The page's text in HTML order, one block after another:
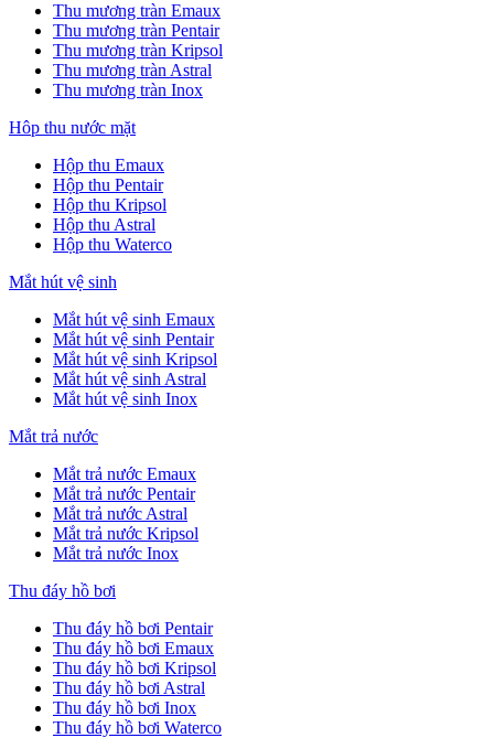
Thu mương tràn Emaux
Thu mương tràn Pentair
Thu mương tràn Kripsol
Thu mương tràn Astral
Thu mương tràn Inox
Hôp thu nước mặt
Hộp thu Emaux
Hộp thu Pentair
Hộp thu Kripsol
Hộp thu Astral
Hộp thu Waterco
Mắt hút vệ sinh
Mắt hút vệ sinh Emaux
Mắt hút vệ sinh Pentair
Mắt hút vệ sinh Kripsol
Mắt hút vệ sinh Astral
Mắt hút vệ sinh Inox
Mắt trả nước
Mắt trả nước Emaux
Mắt trả nước Pentair
Mắt trả nước Astral
Mắt trả nước Kripsol
Mắt trả nước Inox
Thu đáy hồ bơi
Thu đáy hồ bơi Pentair
Thu đáy hồ bơi Emaux
Thu đáy hồ bơi Kripsol
Thu đáy hồ bơi Astral
Thu đáy hồ bơi Inox
Thu đáy hồ bơi Waterco